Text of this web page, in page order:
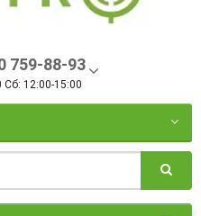
759-88-93
Сб: 12:00-15:00